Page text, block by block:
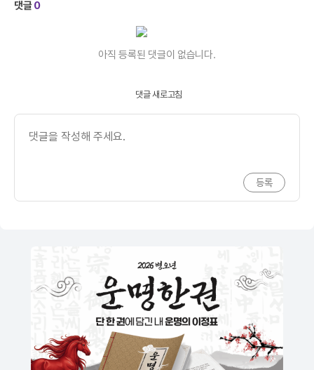
댓글0
아직 등록된 댓글이 없습니다.
댓글 새로고침